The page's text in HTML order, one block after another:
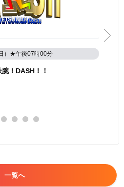
）★午後07時00分
！DASH！！
一覧へ